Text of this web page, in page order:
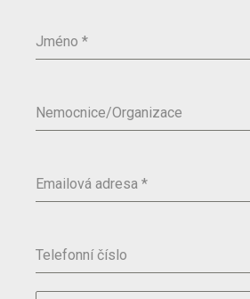
Jméno *
Nemocnice/Organizace
Emailová adresa *
Telefonní číslo